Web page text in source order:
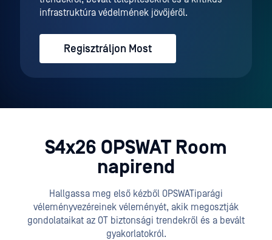
infrastruktúra védelmének jövőjéről.
Regisztráljon Most
S4x26 OPSWAT Room
napirend
Hallgassa meg első kézből OPSWATiparági
véleményvezéreinek véleményét, akik megosztják
gondolataikat az OT biztonsági trendekről és a bevált
gyakorlatokról.